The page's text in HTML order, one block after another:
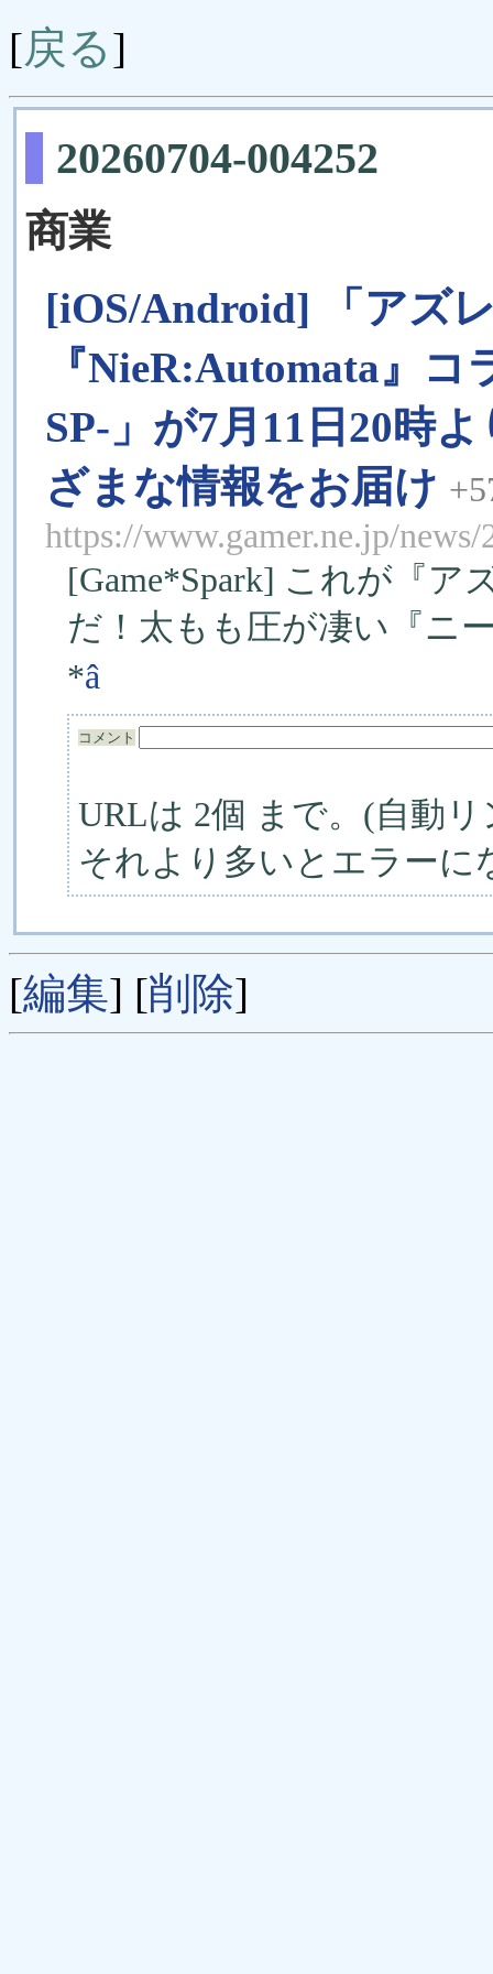
[戻る]
20260704-004252
商業
[iOS/Android] 「アズ
『NieR:Automata』
SP-」が7月11日20時
ざまな情報をお届け
https://www.gamer.ne.jp/news/
[Game*Spark] これが『ア
だ！太もも圧が凄い『ニ
*â
コメント
URLは 2個 まで。(自動リ
それより多いとエラーに
[編集] [削除]